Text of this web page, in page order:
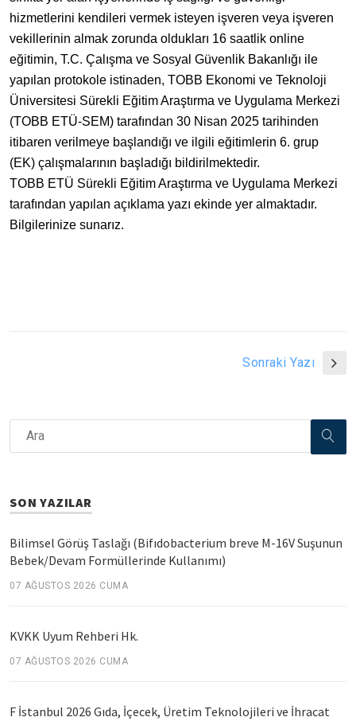
hizmetlerini kendileri vermek isteyen işveren veya işveren
vekillerinin almak zorunda oldukları 16 saatlik online
eğitimin, T.C. Çalışma ve Sosyal Güvenlik Bakanlığı ile
yapılan protokole istinaden, TOBB Ekonomi ve Teknoloji
Üniversitesi Sürekli Eğitim Araştırma ve Uygulama Merkezi
(TOBB ETÜ-SEM) tarafından 30 Nisan 2025 tarihinden
itibaren verilmeye başlandığı ve ilgili eğitimlerin 6. grup
(EK) çalışmalarının başladığı bildirilmektedir.
TOBB ETÜ Sürekli Eğitim Araştırma ve Uygulama Merkezi
tarafından yapılan açıklama yazı ekinde yer almaktadır.
Bilgilerinize sunarız.
Sonraki Yazı
SON YAZILAR
Bilimsel Görüş Taslağı (Bifıdobacterium breve M-16V Suşunun
Bebek/Devam Formüllerinde Kullanımı)
07 AĞUSTOS 2026 CUMA
KVKK Uyum Rehberi Hk.
07 AĞUSTOS 2026 CUMA
F İstanbul 2026 Gıda, İçecek, Üretim Teknolojileri ve İhracat